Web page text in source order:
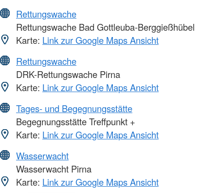
Rettungswache
Rettungswache Bad Gottleuba-Berggießhübel
Karte: Link zur Google Maps Ansicht
Rettungswache
DRK-Rettungswache Pirna
Karte: Link zur Google Maps Ansicht
Tages- und Begegnungsstätte
Begegnungsstätte Treffpunkt +
Karte: Link zur Google Maps Ansicht
Wasserwacht
Wasserwacht Pirna
Karte: Link zur Google Maps Ansicht